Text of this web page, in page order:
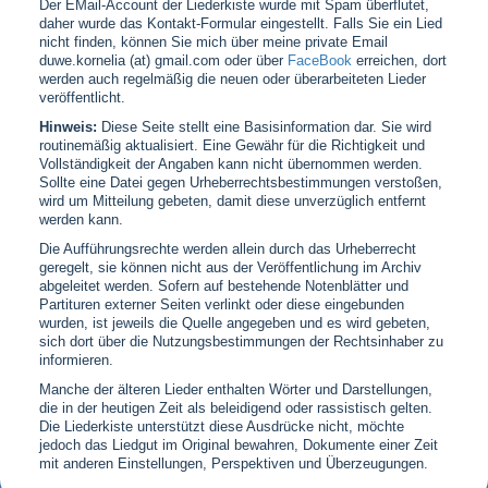
Der EMail-Account der Liederkiste wurde mit Spam überflutet,
daher wurde das Kontakt-Formular eingestellt. Falls Sie ein Lied
nicht finden, können Sie mich über meine private Email
duwe.kornelia (at) gmail.com oder über FaceBookerreichen, dort
werden auch regelmäßig die neuen oder überarbeiteten Lieder
veröffentlicht.
Hinweis: Diese Seite stellt eine Basisinformation dar. Sie wird
routinemäßig aktualisiert. Eine Gewähr für die Richtigkeit und
Vollständigkeit der Angaben kann nicht übernommen werden.
Sollte eine Datei gegen Urheberrechtsbestimmungen verstoßen,
wird um Mitteilung gebeten, damit diese unverzüglich entfernt
werden kann.
Die Aufführungsrechte werden allein durch das Urheberrecht
geregelt, sie können nicht aus der Veröffentlichung im Archiv
abgeleitet werden. Sofern auf bestehende Notenblätter und
Partituren externer Seiten verlinkt oder diese eingebunden
wurden, ist jeweils die Quelle angegeben und es wird gebeten,
sich dort über die Nutzungsbestimmungen der Rechtsinhaber zu
informieren.
Manche der älteren Lieder enthalten Wörter und Darstellungen,
die in der heutigen Zeit als beleidigend oder rassistisch gelten.
Die Liederkiste unterstützt diese Ausdrücke nicht, möchte
jedoch das Liedgut im Original bewahren, Dokumente einer Zeit
mit anderen Einstellungen, Perspektiven und Überzeugungen.